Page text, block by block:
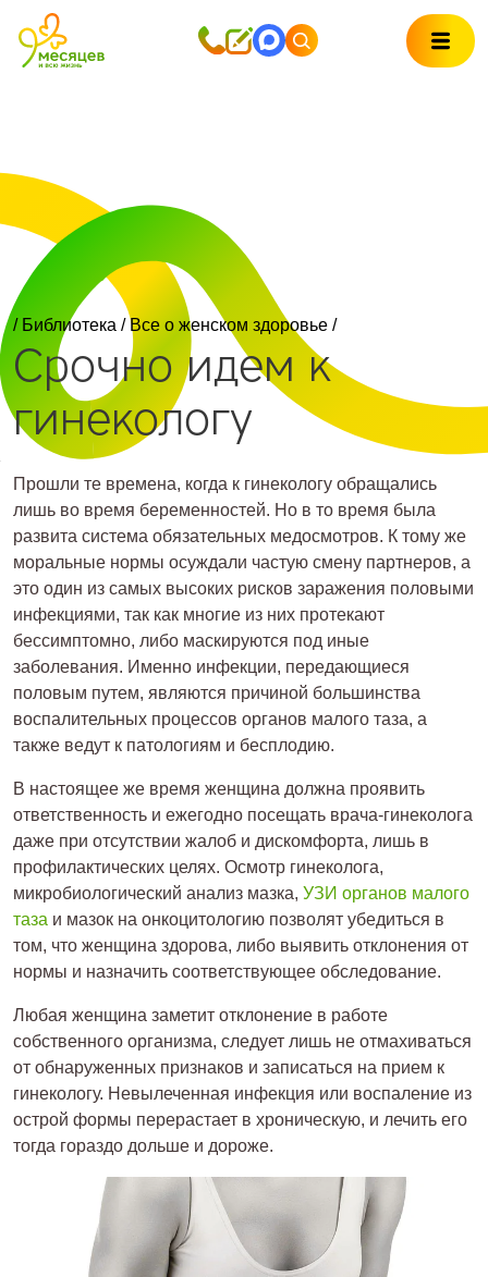
/ Библиотека /Все о женском здоровье /
Срочно идем к
гинекологу
Прошли те времена, когда к гинекологу обращались
лишь во время беременностей. Но в то время была
развита система обязательных медосмотров. К тому же
моральные нормы осуждали частую смену партнеров, а
это один из самых высоких рисков заражения половыми
инфекциями, так как многие из них протекают
бессимптомно, либо маскируются под иные
заболевания. Именно инфекции, передающиеся
половым путем, являются причиной большинства
воспалительных процессов органов малого таза, а
также ведут к патологиям и бесплодию.
В настоящее же время женщина должна проявить
ответственность и ежегодно посещать врача-гинеколога
даже при отсутствии жалоб и дискомфорта, лишь в
профилактических целях. Осмотр гинеколога,
микробиологический анализ мазка, УЗИ органов малого
таза и мазок на онкоцитологию позволят убедиться в
том, что женщина здорова, либо выявить отклонения от
нормы и назначить соответствующее обследование.
Любая женщина заметит отклонение в работе
собственного организма, следует лишь не отмахиваться
от обнаруженных признаков и записаться на прием к
гинекологу. Невылеченная инфекция или воспаление из
острой формы перерастает в хроническую, и лечить его
тогда гораздо дольше и дороже.